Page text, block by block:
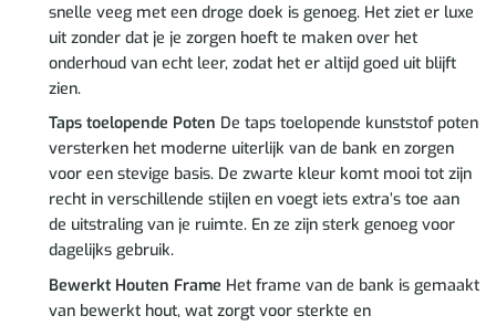
snelle veeg met een droge doek is genoeg. Het ziet er luxe
uit zonder dat je je zorgen hoeft te maken over het
onderhoud van echt leer, zodat het er altijd goed uit blijft
zien.
Taps toelopende Poten De taps toelopende kunststof poten
versterken het moderne uiterlijk van de bank en zorgen
voor een stevige basis. De zwarte kleur komt mooi tot zijn
recht in verschillende stijlen en voegt iets extra’s toe aan
de uitstraling van je ruimte. En ze zijn sterk genoeg voor
dagelijks gebruik.
Bewerkt Houten Frame Het frame van de bank is gemaakt
van bewerkt hout, wat zorgt voor sterkte en